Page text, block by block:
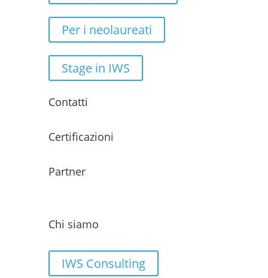
Per i neolaureati
Stage in IWS
Contatti
Certificazioni
Partner
Chi siamo
IWS Consulting